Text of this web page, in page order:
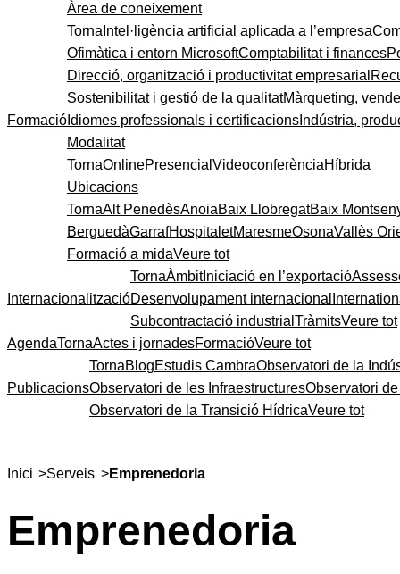
Formació
Àrea de coneixement
Torna Intel·ligència artificial aplicada a l’empresa
Ofimàtica i entorn MicrosoftComptabilitat i finances
Direcció, organització i productivitat empresarial
Sostenibilitat i gestió de la qualitatMàrqueting,
Idiomes professionals i certificacions Indústria,
Modalitat
TornaOnlinePresencial VideoconferènciaHíbrida
Ubicacions
TornaAlt PenedèsAnoiaBaix LlobregatBaix
BerguedàGarrafHospitaletMaresmeOsonaVallès
Formació a midaVeure tot
Internacionalització
TornaÀmbitIniciació en l’exportació
Desenvolupament internacional
Subcontractació industrial TràmitsVeure tot
AgendaTornaActes i jornadesFormacióVeure tot
Publicacions
TornaBlogEstudis CambraObservatori de la
Observatori de les InfraestructuresObservatori
Observatori de la Transició HídricaVeure tot
Inici >Serveis >Emprenedoria
Emprenedoria